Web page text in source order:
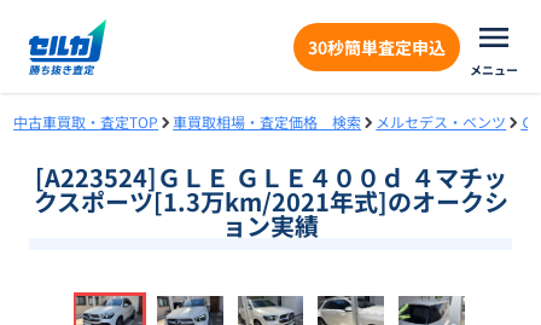
30秒簡単査定申込
メニュー
中古車買取・査定TOP 車買取相場・査定価格 検索 メルセデス・ベンツ Ｇ
[A223524]ＧＬＥ ＧＬＥ４００ｄ ４マチッ
クスポーツ[1.3万km/2021年式]のオークシ
ョン実績
1/18